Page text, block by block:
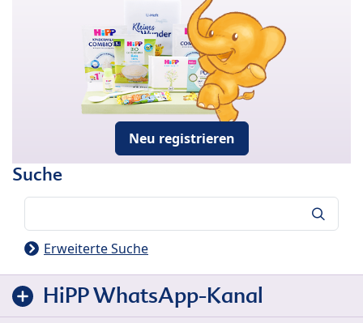
Neu registrieren
Suche
Erweiterte Suche
HiPP WhatsApp-Kanal